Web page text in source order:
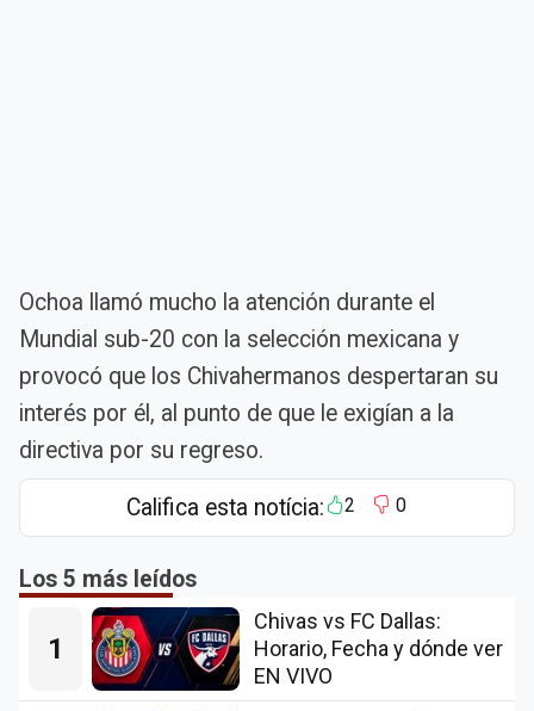
Ochoa llamó mucho la atención durante el
Mundial sub-20 con la selección mexicana y
provocó que los Chivahermanos despertaran su
interés por él, al punto de que le exigían a la
directiva por su regreso.
Califica esta notícia: 2 0
Los 5 más leídos
1
Chivas vs FC Dallas:
Horario, Fecha y dónde ver
EN VIVO